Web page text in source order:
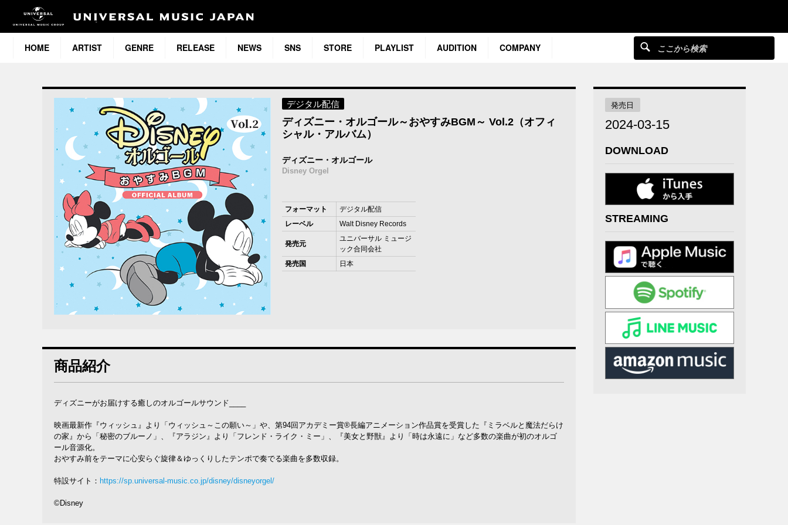
HOME ARTIST GENRE RELEASE NEWS SNS STORE PLAYLIST AUDITION COMPANY
デジタル配信
ディズニー・オルゴール～おやすみBGM～ Vol.2（オフィ
シャル・アルバム）
ディズニー・オルゴール
Disney Orgel
フォーマット
デジタル配信
レーベル
Walt Disney Records
発売元
ユニバーサル ミュージ
ック合同会社
発売国
日本
商品紹介
ディズニーがお届けする癒しのオルゴールサウンド____
映画最新作『ウィッシュ』より「ウィッシュ～この願い～」や、第94回アカデミー賞®長編アニメーション作品賞を受賞した『ミラベルと魔法だらけ
の家』から「秘密のブルーノ」、『アラジン』より「フレンド・ライク・ミー」、『美女と野獣』より「時は永遠に」など多数の楽曲が初のオルゴ
ール音源化。
おやすみ前をテーマに心安らぐ旋律＆ゆっくりしたテンポで奏でる楽曲を多数収録。
特設サイト： https://sp.universal-music.co.jp/disney/disneyorgel/
©Disney
発売日
2024-03-15
DOWNLOAD
STREAMING